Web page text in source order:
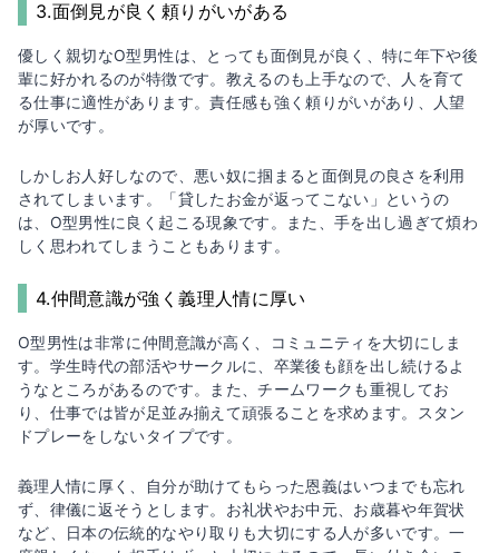
3.面倒見が良く頼りがいがある
優しく親切なO型男性は、とっても面倒見が良く、特に年下や後
輩に好かれるのが特徴です。教えるのも上手なので、人を育て
る仕事に適性があります。責任感も強く頼りがいがあり、人望
が厚いです。
しかしお人好しなので、悪い奴に掴まると面倒見の良さを利用
されてしまいます。「貸したお金が返ってこない」というの
は、O型男性に良く起こる現象です。また、手を出し過ぎて煩わ
しく思われてしまうこともあります。
4.仲間意識が強く義理人情に厚い
O型男性は非常に仲間意識が高く、コミュニティを大切にしま
す。学生時代の部活やサークルに、卒業後も顔を出し続けるよ
うなところがあるのです。また、チームワークも重視してお
り、仕事では皆が足並み揃えて頑張ることを求めます。スタン
ドプレーをしないタイプです。
義理人情に厚く、自分が助けてもらった恩義はいつまでも忘れ
ず、律儀に返そうとします。お礼状やお中元、お歳暮や年賀状
など、日本の伝統的なやり取りも大切にする人が多いです。一